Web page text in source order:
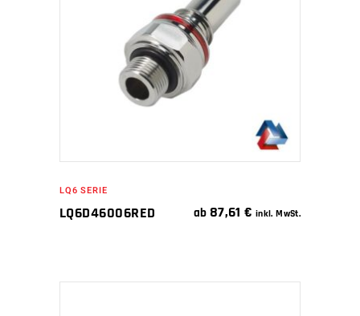
WEITERLESEN
LQ6 SERIE
LQ6D46006RED ab 87,61€ inkl. MwSt.